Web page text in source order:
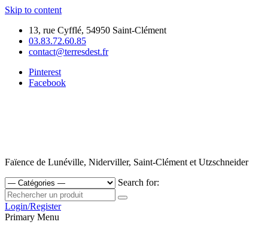
Skip to content
13, rue Cyfflé, 54950 Saint-Clément
03.83.72.60.85
contact@terresdest.fr
Pinterest
Facebook
Faïence de Lunéville, Niderviller, Saint-Clément et Utzschneider
Search for:
Login/Register
Primary Menu